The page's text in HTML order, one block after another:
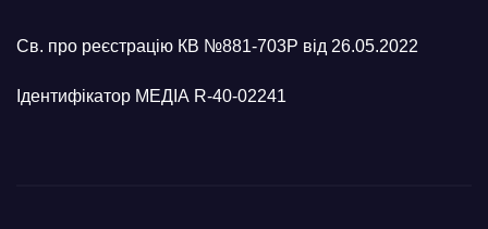
Св. про реєстрацію КВ №881-703Р від 26.05.2022
Ідентифікатор МЕДІА R-40-02241